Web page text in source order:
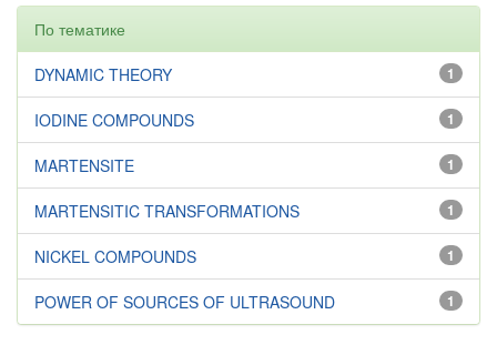
По тематике
1
DYNAMIC THEORY
1
IODINE COMPOUNDS
1
MARTENSITE
1
MARTENSITIC TRANSFORMATIONS
1
NICKEL COMPOUNDS
1
POWER OF SOURCES OF ULTRASOUND